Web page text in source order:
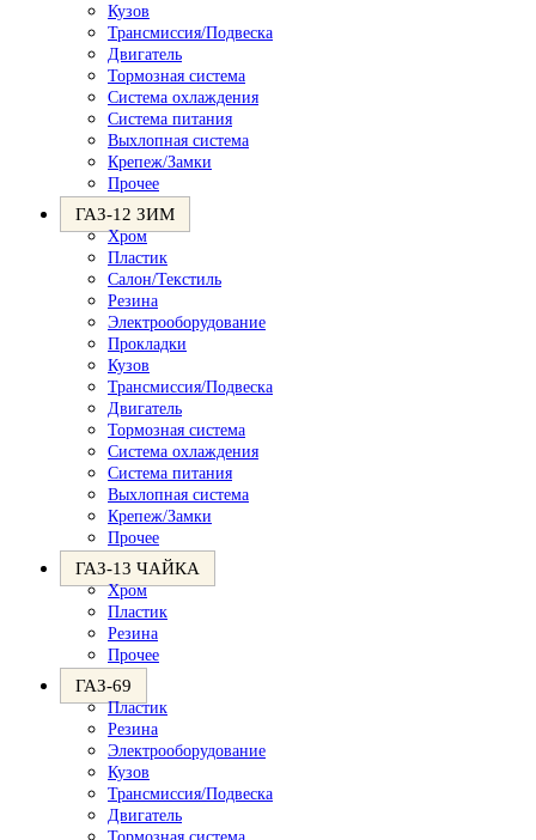
Кузов
Трансмиссия/Подвеска
Двигатель
Тормозная система
Система охлаждения
Система питания
Выхлопная система
Крепеж/Замки
Прочее
ГАЗ-12 ЗИМ
Хром
Пластик
Салон/Текстиль
Резина
Электрооборудование
Прокладки
Кузов
Трансмиссия/Подвеска
Двигатель
Тормозная система
Система охлаждения
Система питания
Выхлопная система
Крепеж/Замки
Прочее
ГАЗ-13 ЧАЙКА
Хром
Пластик
Резина
Прочее
ГАЗ-69
Пластик
Резина
Электрооборудование
Кузов
Трансмиссия/Подвеска
Двигатель